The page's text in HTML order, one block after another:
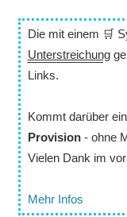
Die mit einem 🛒
Unterstreichung
Links.
Kommt darüber
Provision- ohne
Vielen Dank im
Mehr Infos